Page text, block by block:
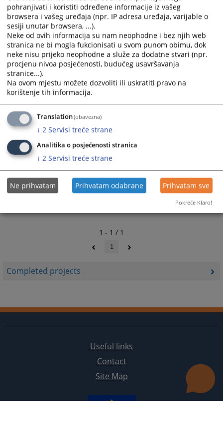
Completed projects
the
calendar
and
select
a
date.
Press
the
question
mark
key
to
the
keyboard
shortcuts
for
changing
the
calendar
and
select
a
date.
Press
the
question
mark
key
get
the
keyboard
shortcuts
for
changing
1 - 1 / 1
1
Useful links
Contact
Site Map
pohranjivati i koristiti određene informacije iz vašeg
browsera i vašeg uređaja (npr. IP adresa uređaja, varijable o
sesiji unutar browsera, ...).
Neke od ovih informacija su nam neophodne i bez njih web
stranica ne bi mogla fukcionisati u svom punom obimu, dok
neke nisu prijeko neophodne a služe za dodatne stvari (npr.
procjenu nivoa posjećenosti, budućeg usavršavanja
stranice...).
Na ovom mjestu možete dozvoliti ili uskratiti pravo na
korištenje tih informacija.
Translation(obavezna)
↓ 2 Servisi treće strane
Analitika o posjećenosti stranica
↓ 2 Servisi treće strane
Ne prihvatam Prihvatam odabrane Prihvatam sve
Pokreće Klaro!